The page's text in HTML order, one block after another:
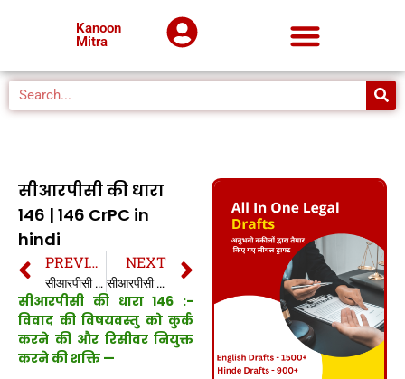
Kanoon
Mitra
सीआरपीसी की धारा
146 | 146 CrPC in
hindi
PREVIOUS
सीआरपीसी की धारा 145 | 145 CrPC in hindi
NEXT
सीआरपीसी की धारा 147 | 147 CrPC in hindi
सीआरपीसी की धारा 146 :-
विवाद की विषयवस्तु को कुर्क
करने की और रिसीवर नियुक्त
करने की शक्ति —